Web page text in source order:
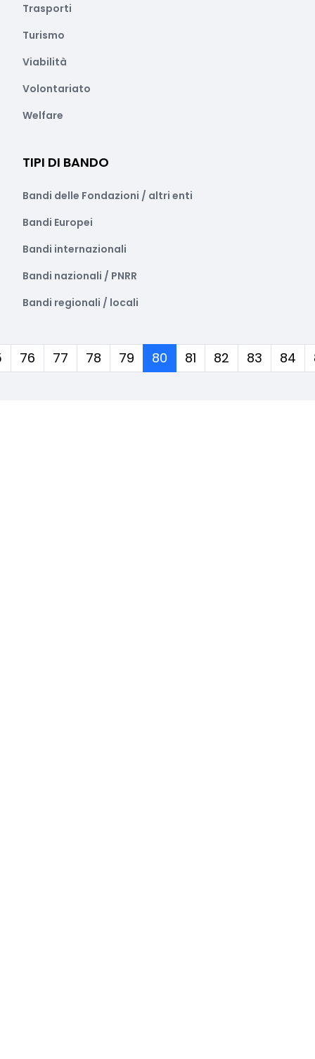
Trasporti
Turismo
Viabilità
Volontariato
Welfare
TIPI DI BANDO
Bandi delle Fondazioni / altri enti
Bandi Europei
Bandi internazionali
Bandi nazionali / PNRR
Bandi regionali / locali
76 77 78 79 80(corrente)
81 82 83 84